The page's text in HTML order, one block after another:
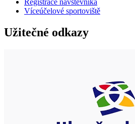
Víceúčelové sportoviště
Užitečné odkazy